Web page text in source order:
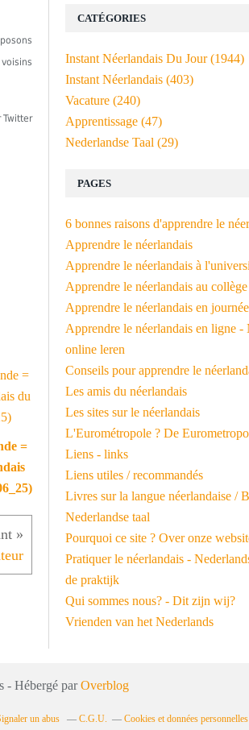
Twitter
=
PAGES
6 bonnes raisons d'apprendre le
Apprendre le néerlandais
Apprendre le néerlandais à
Apprendre le néerlandais au
Apprendre le néerlandais en
Apprendre le néerlandais en ligne -
online leren
Conseils pour apprendre le
Les amis du néerlandais
Les sites sur le néerlandais
L'Eurométropole ? De
Liens - links
Liens utiles / recommandés
Livres sur la langue néerlandaise /
Nederlandse taal
Pourquoi ce site ? Over onze
Pratiquer le néerlandais -
de praktijk
Qui sommes nous? - Dit zijn wij?
Vrienden van het Nederlands
CATÉGORIES
Instant Néerlandais Du Jour(1944)
Instant Néerlandais (403)
Vacature (240)
Apprentissage (47)
Nederlandse Taal (29)
- Hébergé parOverblog
un abus C.G.U. Cookies et données personnelles